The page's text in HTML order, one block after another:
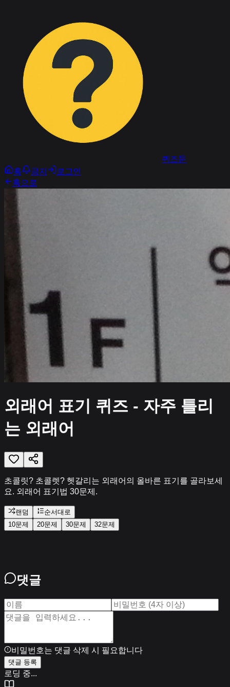
퀴즈문
홈
공지
로그인
홈으로
외래어 표기 퀴즈 - 자주 틀리
는 외래어
초콜릿? 초콜렛? 헷갈리는 외래어의 올바른 표기를 골라보세
요. 외래어 표기법 30문제.
랜덤
순서대로
10문제
20문제 30문제 32문제
댓글
비밀번호는 댓글 삭제 시 필요합니다
댓글 등록
로딩 중...